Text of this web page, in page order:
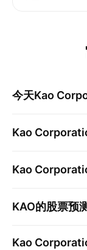
今天Kao
Kao
Kao
KAO的股票预
Kao